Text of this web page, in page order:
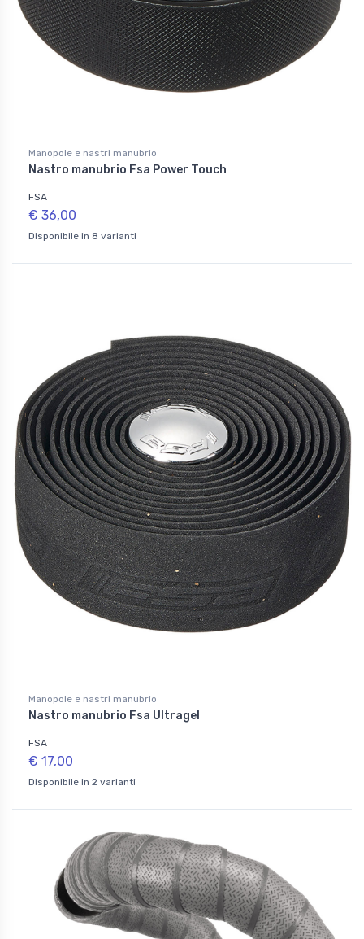
Manopole e nastri manubrio
Nastro manubrio Fsa Power Touch
FSA
€ 36,00
Disponibile in 8 varianti
Manopole e nastri manubrio
Nastro manubrio Fsa Ultragel
FSA
€ 17,00
Disponibile in 2 varianti